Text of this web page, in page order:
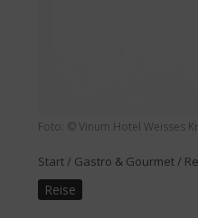
Foto: © Vinum Hotel Weisses
Start/ Gastro & Gourmet/
Reise